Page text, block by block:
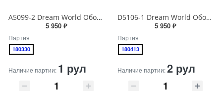
A5099-2 Dream World Обои виниловые на бумажной основе 1.06*15.6
5 950 ₽
Партия
180330
Наличие партии: 1 рул
D5106-1 Dream World Обои виниловые на бумажной основе 1.06*15.6
5 950 ₽
Партия
180413
Наличие партии:2 рул